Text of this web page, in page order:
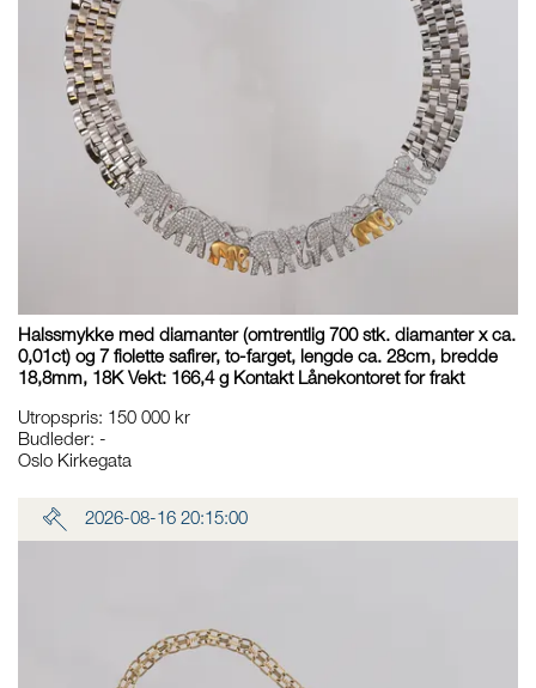
Halssmykke med diamanter (omtrentlig 700 stk. diamanter x ca.
0,01ct) og 7 fiolette safirer, to-farget, lengde ca. 28cm, bredde
18,8mm, 18K Vekt: 166,4 g Kontakt Lånekontoret for frakt
Utropspris: 150 000 kr
Budleder: -
Oslo Kirkegata
2026-08-16 20:15:00